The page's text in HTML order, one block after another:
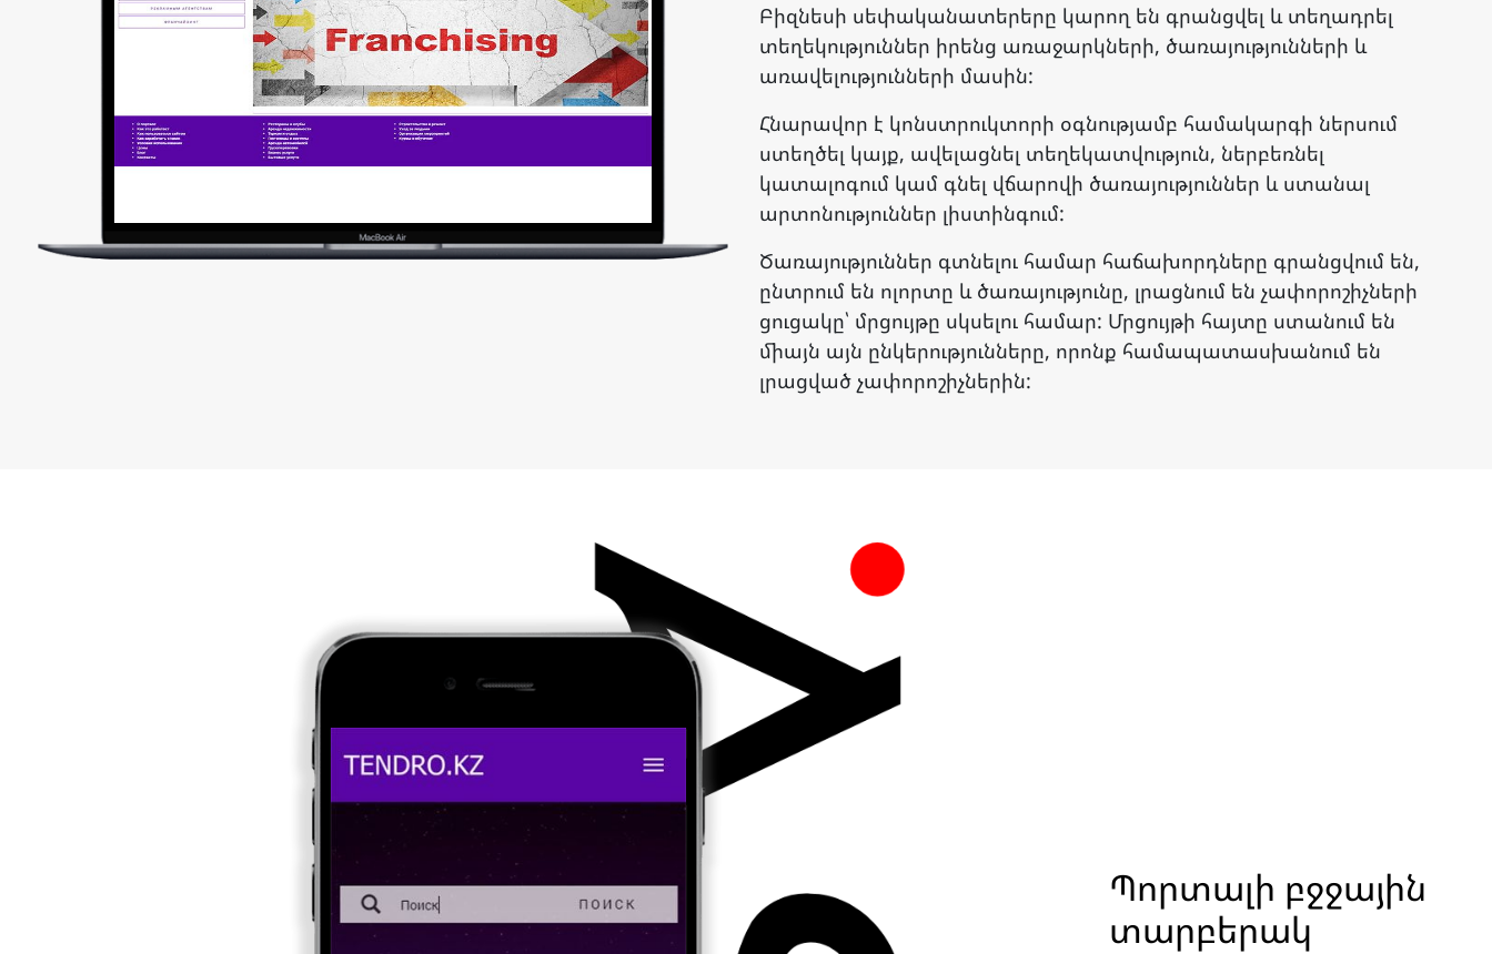
Բիզնեսի սեփականատերերը կարող են գրանցվել և տեղադրել
տեղեկություններ իրենց առաջարկների, ծառայությունների և
առավելությունների մասին:
Հնարավոր է կոնստրուկտորի օգնությամբ համակարգի ներսում
ստեղծել կայք, ավելացնել տեղեկատվություն, ներբեռնել
կատալոգում կամ գնել վճարովի ծառայություններ և ստանալ
արտոնություններ լիստինգում:
Ծառայություններ գտնելու համար հաճախորդները գրանցվում են,
ընտրում են ոլորտը և ծառայությունը, լրացնում են չափորոշիչների
ցուցակը՝ մրցույթը սկսելու համար: Մրցույթի հայտը ստանում են
միայն այն ընկերությունները, որոնք համապատասխանում են
լրացված չափորոշիչներին:
Պորտալի բջջային
տարբերակ